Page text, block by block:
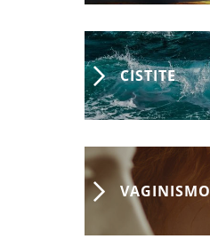
CISTITE
VAGINISMO